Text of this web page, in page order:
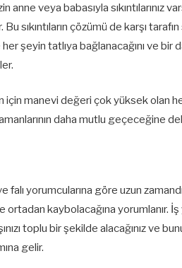
anne veya babasıyla sıkıntılarınız
Bu sıkıntıların çözümü de karşı
şeyin tatlıya bağlanacağını ve bir
için manevi değeri çok yüksek olan
daha mutlu geçeceğine
falı yorumcularına göre uzun
ortadan kaybolacağına yorumlanır.
toplu bir şekilde alacağınız ve
gelir.